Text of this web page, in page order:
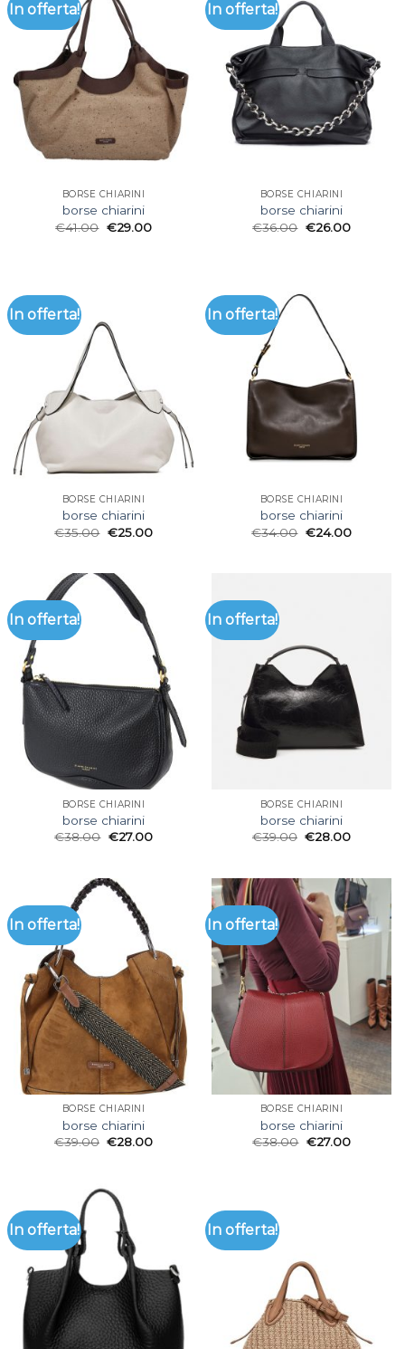
In offerta!
BORSE CHIARINI
borse chiarini
€41.00 €29.00
In offerta!
BORSE CHIARINI
borse chiarini
€36.00 €26.00
In offerta!
BORSE CHIARINI
borse chiarini
€35.00 €25.00
In offerta!
BORSE CHIARINI
borse chiarini
€34.00 €24.00
In offerta!
BORSE CHIARINI
borse chiarini
€38.00 €27.00
In offerta!
BORSE CHIARINI
borse chiarini
€39.00 €28.00
In offerta!
BORSE CHIARINI
borse chiarini
€39.00 €28.00
In offerta!
BORSE CHIARINI
borse chiarini
€38.00 €27.00
In offerta! In offerta!